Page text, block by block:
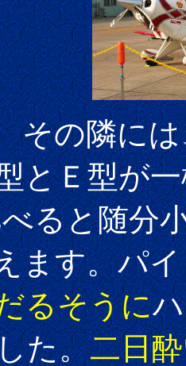
は、
とＥ型が
ると随分
イロッ
るそうに
た。二日